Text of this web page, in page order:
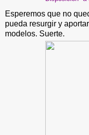
Esperemos que no
pueda resurgir y
modelos. Suerte.